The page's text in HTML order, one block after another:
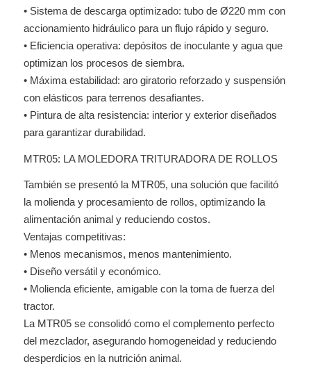
• Sistema de descarga optimizado: tubo de Ø220 mm con
accionamiento hidráulico para un flujo rápido y seguro.
• Eficiencia operativa: depósitos de inoculante y agua que
optimizan los procesos de siembra.
• Máxima estabilidad: aro giratorio reforzado y suspensión
con elásticos para terrenos desafiantes.
• Pintura de alta resistencia: interior y exterior diseñados
para garantizar durabilidad.
MTR05: LA MOLEDORA TRITURADORA DE ROLLOS
También se presentó la MTR05, una solución que facilitó
la molienda y procesamiento de rollos, optimizando la
alimentación animal y reduciendo costos.
Ventajas competitivas:
• Menos mecanismos, menos mantenimiento.
• Diseño versátil y económico.
• Molienda eficiente, amigable con la toma de fuerza del
tractor.
La MTR05 se consolidó como el complemento perfecto
del mezclador, asegurando homogeneidad y reduciendo
desperdicios en la nutrición animal.